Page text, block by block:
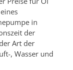
in
der
Art der
, Wasser und